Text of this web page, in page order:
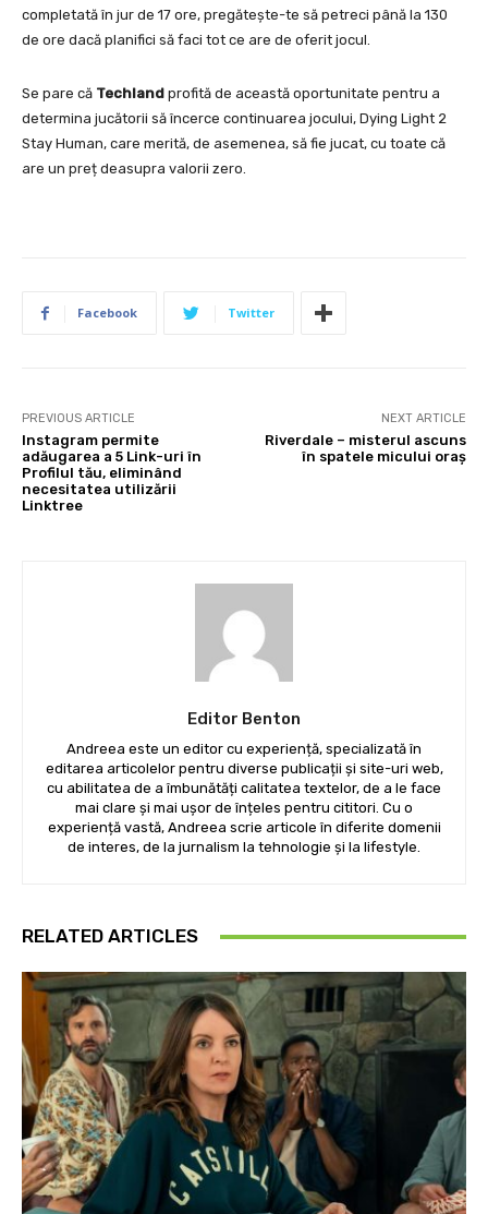
completată în jur de 17 ore, pregătește-te să petreci până la 130
de ore dacă planifici să faci tot ce are de oferit jocul.
Se pare că Techland profită de această oportunitate pentru a
determina jucătorii să încerce continuarea jocului, Dying Light 2
Stay Human, care merită, de asemenea, să fie jucat, cu toate că
are un preț deasupra valorii zero.
Facebook Twitter
PREVIOUS ARTICLE
Instagram permite
adăugarea a 5 Link-uri în
Profilul tău, eliminând
necesitatea utilizării
Linktree
NEXT ARTICLE
Riverdale – misterul ascuns
în spatele micului oraș
Editor Benton
Andreea este un editor cu experiență, specializată în
editarea articolelor pentru diverse publicații și site-uri web,
cu abilitatea de a îmbunătăți calitatea textelor, de a le face
mai clare și mai ușor de înțeles pentru cititori. Cu o
experiență vastă, Andreea scrie articole în diferite domenii
de interes, de la jurnalism la tehnologie și la lifestyle.
RELATED ARTICLES